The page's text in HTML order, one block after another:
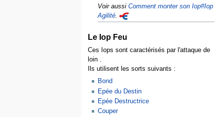
Voir aussiComment monter son Iop#Iop
Agilité
Le Iop Feu
Ces Iops sont caractérisés par l'attaque de
loin .
Ils utilisent les sorts suivants :
Bond
Epée du Destin
Epée Destructrice
Couper